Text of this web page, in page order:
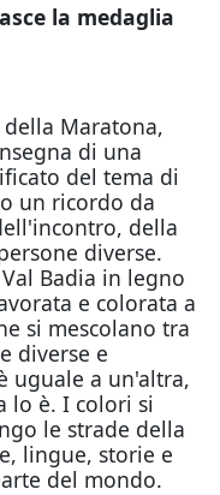
la medaglia
Maratona,
di una
del tema di
un ricordo da
della
diverse.
Badia in legno
e colorata a
si mescolano tra
diverse e
uguale a un'altra,
lo è. I colori si
le strade della
lingue, storie e
del mondo.